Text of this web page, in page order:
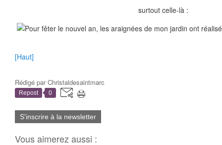
surtout celle-là :
[Haut]
Rédigé parChristaldesaintmarc
Repost 0
S'inscrire à la newsletter
Vous aimerez aussi :